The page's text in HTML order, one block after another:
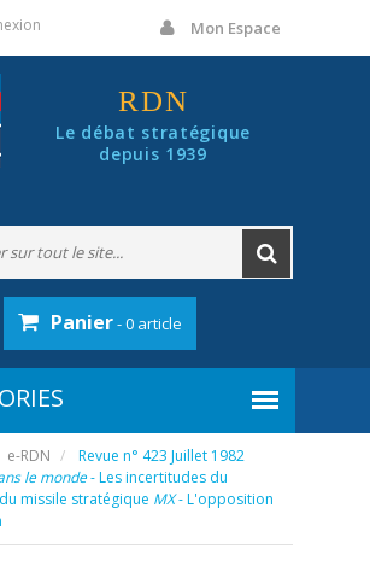
Mon Espace
RDN
Le débat stratégique
depuis 1939
Panier- 0 article
e-RDN
Revue n° 423 Juillet 1982
le monde- Les incertitudes du
missile stratégique MX- L'opposition